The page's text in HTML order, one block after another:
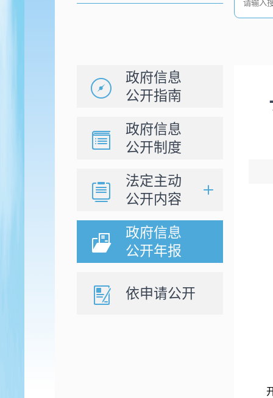
政府信息
公开指南
政府信息
公开制度
法定主动
公开内容
政府信息
公开年报
依申请公开